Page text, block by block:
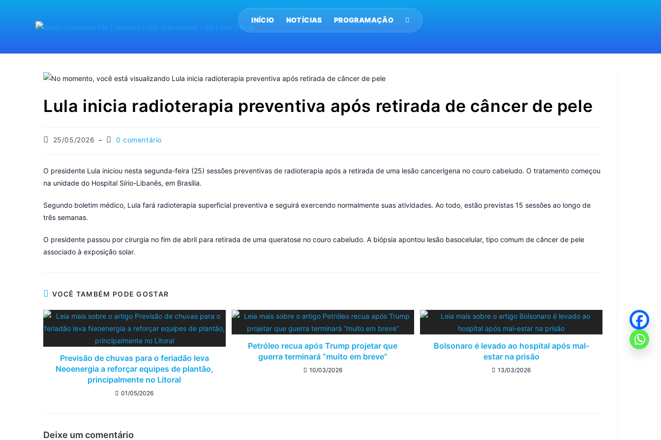
INÍCIO NOTÍCIAS PROGRAMAÇÃO
Lula inicia radioterapia preventiva após retirada de câncer de pele
25/05/2026 0 comentário
O presidente Lula iniciou nesta segunda-feira (25) sessões preventivas de radioterapia após a retirada de uma lesão cancerígena no couro cabeludo. O tratamento começou
na unidade do Hospital Sírio-Libanês, em Brasília.
Segundo boletim médico, Lula fará radioterapia superficial preventiva e seguirá exercendo normalmente suas atividades. Ao todo, estão previstas 15 sessões ao longo de
três semanas.
O presidente passou por cirurgia no fim de abril para retirada de uma queratose no couro cabeludo. A biópsia apontou lesão basocelular, tipo comum de câncer de pele
associado à exposição solar.
VOCÊ TAMBÉM PODE GOSTAR
Previsão de chuvas para o feriadão leva
Neoenergia a reforçar equipes de plantão,
principalmente no Litoral
01/05/2026
Petróleo recua após Trump projetar que
guerra terminará “muito em breve”
10/03/2026
Bolsonaro é levado ao hospital após mal-
estar na prisão
13/03/2026
Deixe um comentário